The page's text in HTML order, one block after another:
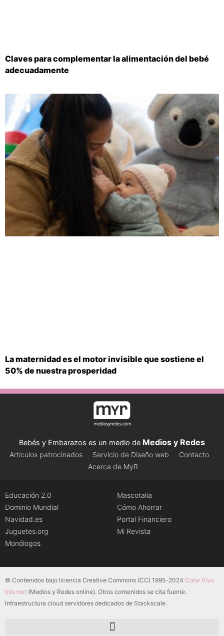
Claves para complementar la alimentación del bebé
adecuadamente
La maternidad es el motor invisible que sostiene el
50% de nuestra prosperidad
Bebés y Embarazos es un medio de Medios y Redes
Artículos patrocinados Servicio de Diseño web
Contacto
Acerca de MyR
Educación 2.0
Dominio Mundial
Navidad.es
Juguetes.org
Monólogos
Mascotalia
Cómo Ahorrar
Portal Financiero
Mi Revista
© Contenidos bajo licencia Creative Commons (CC) 1995-2024 Color Vivo
Internet (Medios y Redes online). Otros contenidos se cita fuente.
Infraestructura cloud servidores dedicados de Stackscale.